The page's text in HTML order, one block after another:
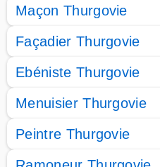
Maçon Thurgovie
Façadier Thurgovie
Ebéniste Thurgovie
Menuisier Thurgovie
Peintre Thurgovie